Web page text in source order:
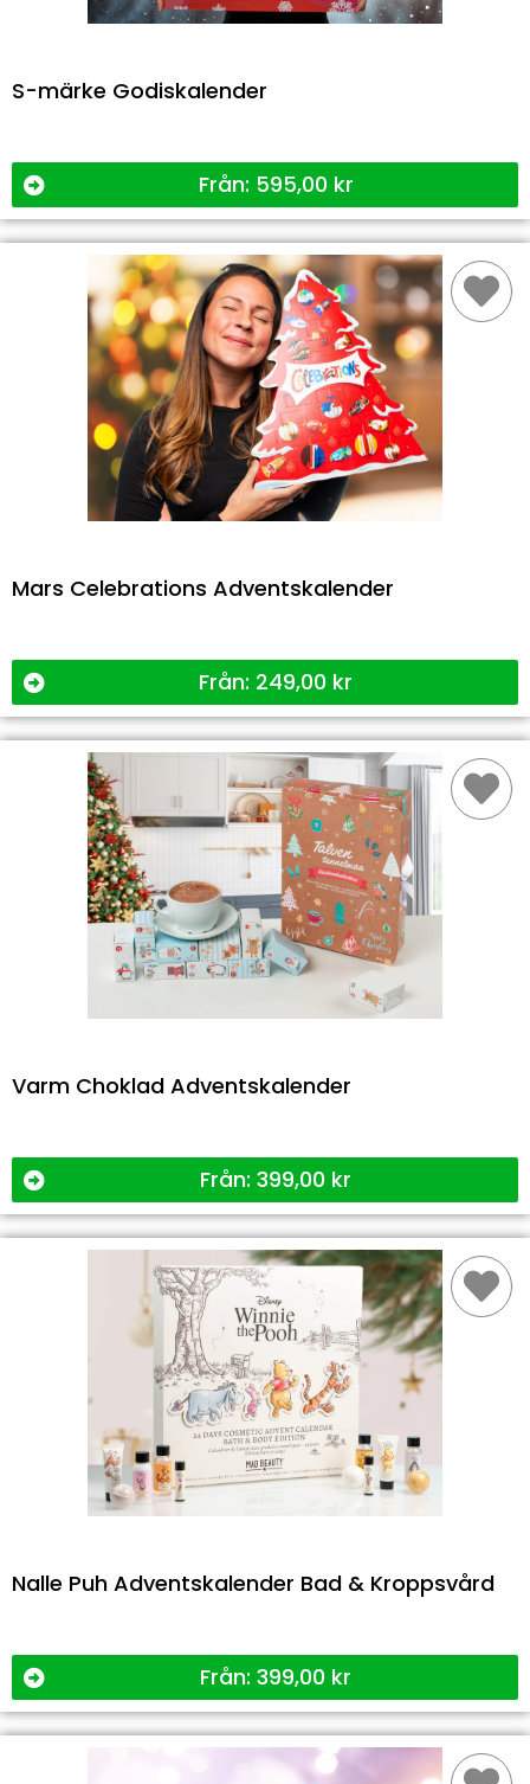
S-märke Godiskalender
Från: 595,00 kr
Mars Celebrations Adventskalender
Från: 249,00 kr
Varm Choklad Adventskalender
Från: 399,00 kr
Nalle Puh Adventskalender Bad & Kroppsvård
Från: 399,00 kr